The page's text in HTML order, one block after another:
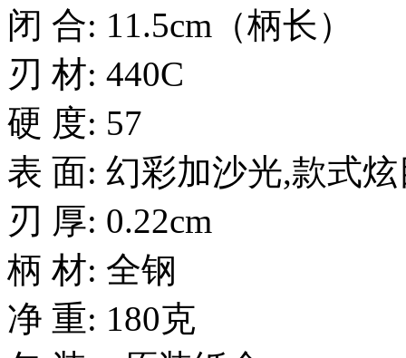
闭 合: 11.5cm（柄长）
刃 材: 440C
硬 度: 57
表 面: 幻彩加沙光,款式炫
刃 厚: 0.22cm
柄 材: 全钢
净 重: 180克